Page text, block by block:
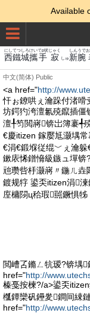
Available
西鐵
にしてつ
城
しろ
攜
けい
手
てp状
寂
じゃく
しゅ 新
しん
腕
うで
中文(简体) Public
<a href="http://
忓ぉ鐐哄ぇ瀹跺付渚嗗
坊鍔犳洿澶氱殑鑹插僵
澶╀笉閲嶈锛岀簿褰╃
€慶itizen 鎵嬮尪灏堣
€涓€鍛堢従绲﹀ぇ瀹
鏉庡悕鐠愶級鏃ュ墠
兘瓒呰杽灏嶈〃鍦ㄦ
鍍规牸 鍙奀itizen涓
庢槦閯ц秴瑕嚚鐝惧牬
閲嶆叾鏅ㄥ牨瑷?锛堣
href="http://
榛戞按楝?/a>鍙奀
槬鐔欒矾鑸夎鐧间綀
href="http://